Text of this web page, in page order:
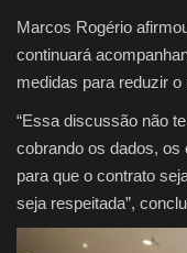
Marcos Rogério
continuará
medidas para reduzir
“Essa discussão não
cobrando os dados,
para que o contrato
seja respeitada”,